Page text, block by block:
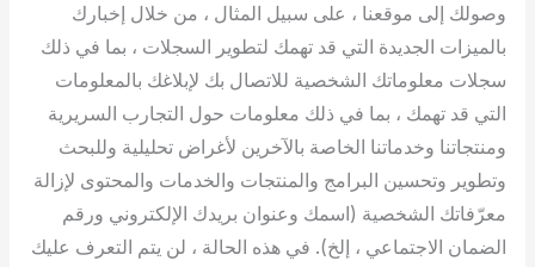
وصولك إلى موقعنا ، على سبيل المثال ، من خلال إخبارك
بالميزات الجديدة التي قد تهمك لتطوير السجلات ، بما في ذلك
سجلات معلوماتك الشخصية للاتصال بك لإبلاغك بالمعلومات
التي قد تهمك ، بما في ذلك معلومات حول التجارب السريرية
ومنتجاتنا وخدماتنا الخاصة بالآخرين لأغراض تحليلية وللبحث
وتطوير وتحسين البرامج والمنتجات والخدمات والمحتوى لإزالة
معرّفاتك الشخصية (اسمك وعنوان بريدك الإلكتروني ورقم
الضمان الاجتماعي ، إلخ). في هذه الحالة ، لن يتم التعرف عليك